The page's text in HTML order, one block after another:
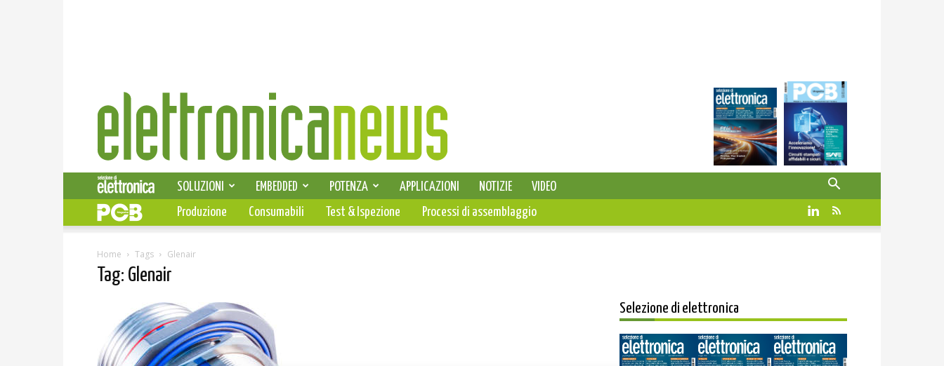
Elettronica
News
SELEZIONE DI ELETTRONICA
SOLUZIONI EMBEDDED POTENZA APPLICAZIONI NOTIZIE
VIDEO
PCB
Produzione Consumabili Test & Ispezione Processi di assemblaggio
Home Tags Glenair
Tag: Glenair
Selezione di elettronica